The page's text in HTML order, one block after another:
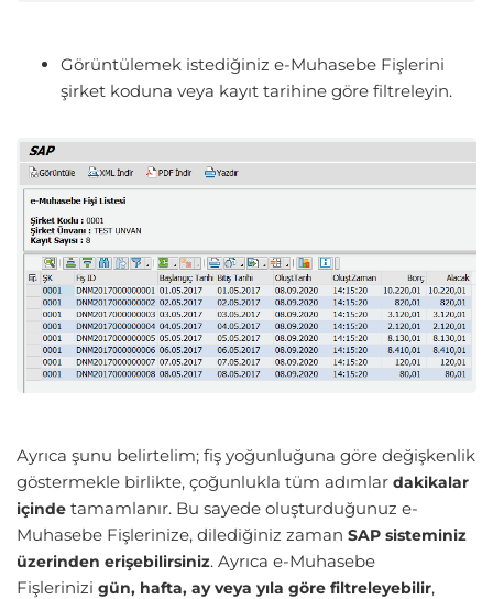
Görüntülemek istediğiniz e-Muhasebe Fişlerini
şirket koduna veya kayıt tarihine göre filtreleyin.
Ayrıca şunu belirtelim; fiş yoğunluğuna göre değişkenlik
göstermekle birlikte, çoğunlukla tüm adımlar dakikalar
içinde tamamlanır. Bu sayede oluşturduğunuz e-
Muhasebe Fişlerinize, dilediğiniz zaman SAP sisteminiz
üzerinden erişebilirsiniz. Ayrıca e-Muhasebe
Fişlerinizi gün, hafta, ay veya yıla göre filtreleyebilir,